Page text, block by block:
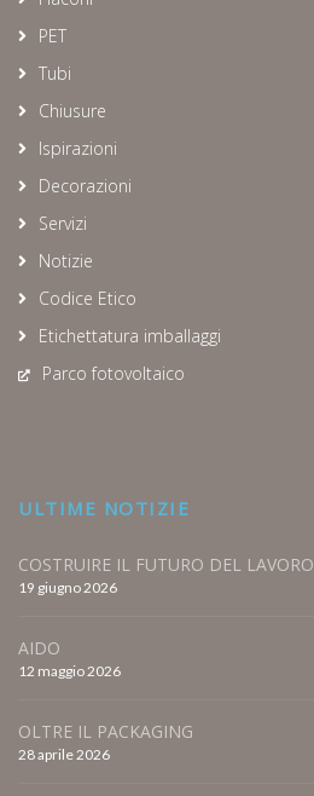
PET
Tubi
Chiusure
Ispirazioni
Decorazioni
Servizi
Notizie
Codice Etico
Etichettatura imballaggi
Parco fotovoltaico
ULTIME NOTIZIE
COSTRUIRE IL FUTURO DEL LAVORO
19 giugno 2026
AIDO
12 maggio 2026
OLTRE IL PACKAGING
28 aprile 2026